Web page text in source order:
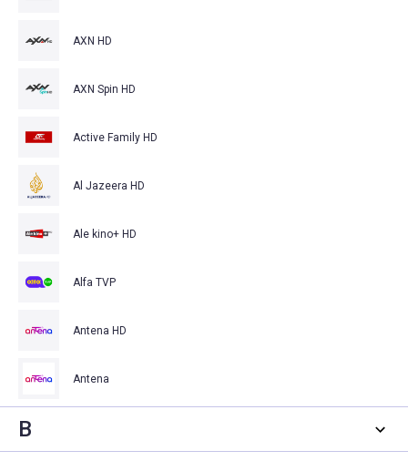
AXN HD
AXN Spin HD
Active Family HD
Al Jazeera HD
Ale kino+ HD
Alfa TVP
Antena HD
Antena
B